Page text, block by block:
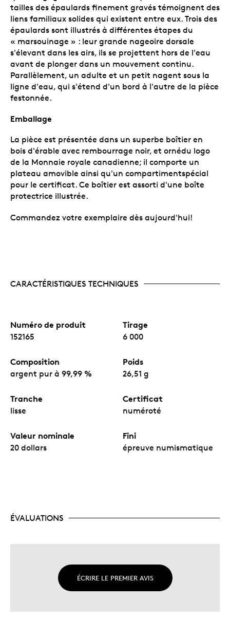
tailles des épaulards finement gravés témoignent des
liens familiaux solides qui existent entre eux. Trois des
épaulards sont illustrés à différentes étapes du
« marsouinage » : leur grande nageoire dorsale
s'élevant dans les airs, ils se projettent hors de l'eau
avant de plonger dans un mouvement continu.
Parallèlement, un adulte et un petit nagent sous la
ligne d'eau, qui s'étend d'un bord à l'autre de la pièce
festonnée.
Emballage
La pièce est présentée dans un superbe boîtier en
bois d'érable avec rembourrage noir, et ornédu logo
de la Monnaie royale canadienne; il comporte un
plateau amovible ainsi qu'un compartimentspécial
pour le certificat. Ce boîtier est assorti d'une boîte
protectrice illustrée.
Commandez votre exemplaire dès aujourd'hui!
CARACTÉRISTIQUES TECHNIQUES
Numéro de produit
152165
Tirage
6 000
Composition
argent pur à 99,99 %
Poids
26,51 g
Tranche
lisse
Certificat
numéroté
Valeur nominale
20 dollars
Fini
épreuve numismatique
ÉVALUATIONS
ÉCRIRE LE PREMIER AVIS